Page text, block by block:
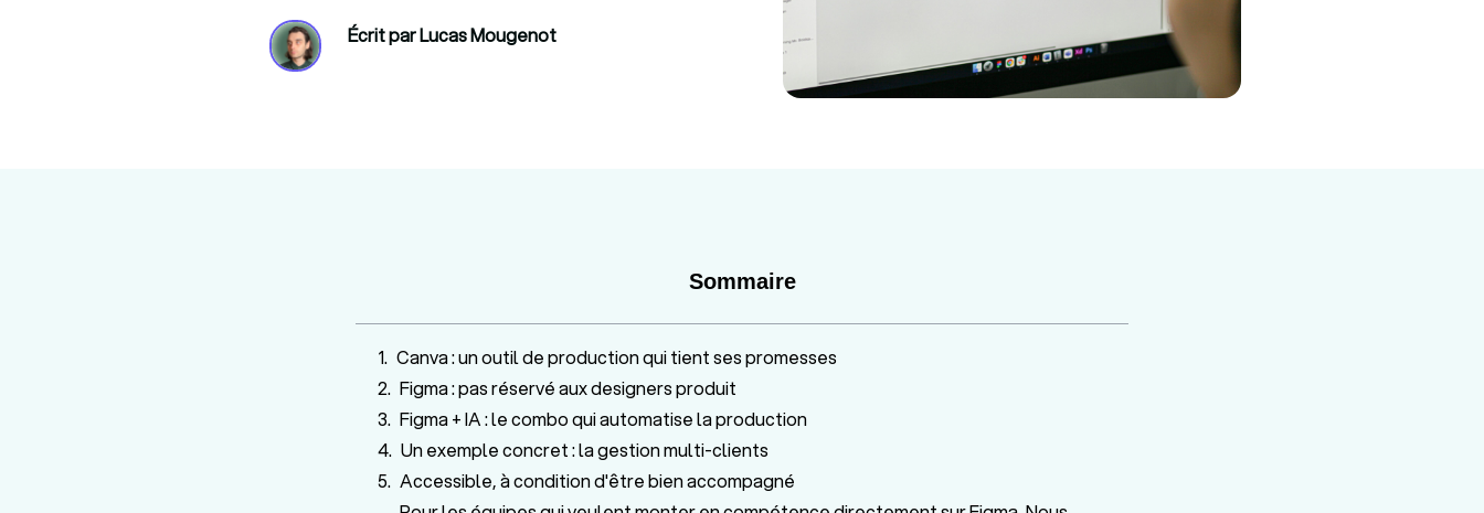
Écrit par Lucas Mougenot
Sommaire
Canva : un outil de production qui tient ses promesses
Figma : pas réservé aux designers produit
Figma + IA : le combo qui automatise la production
Un exemple concret : la gestion multi-clients
Accessible, à condition d'être bien accompagné